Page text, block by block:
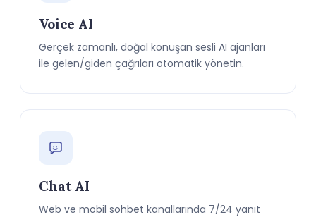
Voice AI
Gerçek zamanlı, doğal konuşan sesli AI ajanları
ile gelen/giden çağrıları otomatik yönetin.
Chat AI
Web ve mobil sohbet kanallarında 7/24 yanıt